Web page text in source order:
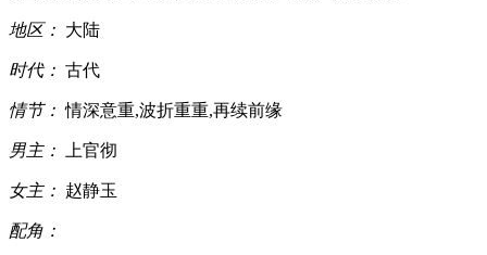
地区： 大陆
时代： 古代
情节： 情深意重,波折重重,再续前缘
男主： 上官彻
女主： 赵静玉
配角：